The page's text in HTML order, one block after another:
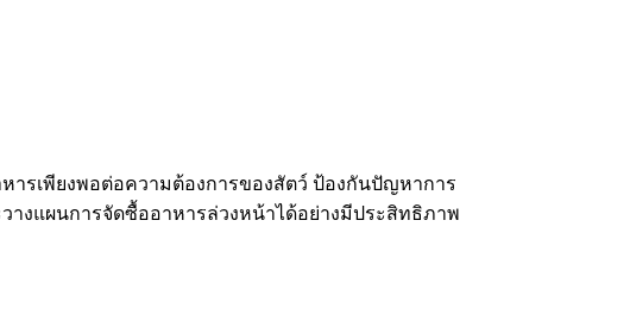
ารเพียงพอต่อความต้องการของสัตว์ ป้องกันปัญหาการ
งแผนการจัดซื้ออาหารล่วงหน้าได้อย่างมีประสิทธิภาพ